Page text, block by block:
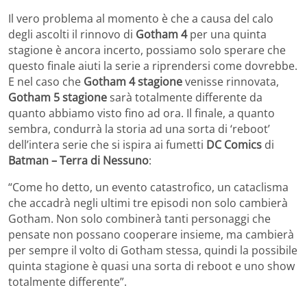
Il vero problema al momento è che a causa del calo
degli ascolti il rinnovo di Gotham 4per una quinta
stagione è ancora incerto, possiamo solo sperare che
questo finale aiuti la serie a riprendersi come dovrebbe.
E nel caso che Gotham 4stagionevenisse rinnovata,
Gotham 5 stagionesarà totalmente differente da
quanto abbiamo visto fino ad ora. Il finale, a quanto
sembra, condurrà la storia ad una sorta di ‘reboot’
dell’intera serie che si ispira ai fumetti DC Comics di
Batman – Terra di Nessuno:
“Come ho detto, un evento catastrofico, un cataclisma
che accadrà negli ultimi tre episodi non solo cambierà
Gotham. Non solo combinerà tanti personaggi che
pensate non possano cooperare insieme, ma cambierà
per sempre il volto di Gotham stessa, quindi la possibile
quinta stagione è quasi una sorta di reboot e uno show
totalmente differente”.